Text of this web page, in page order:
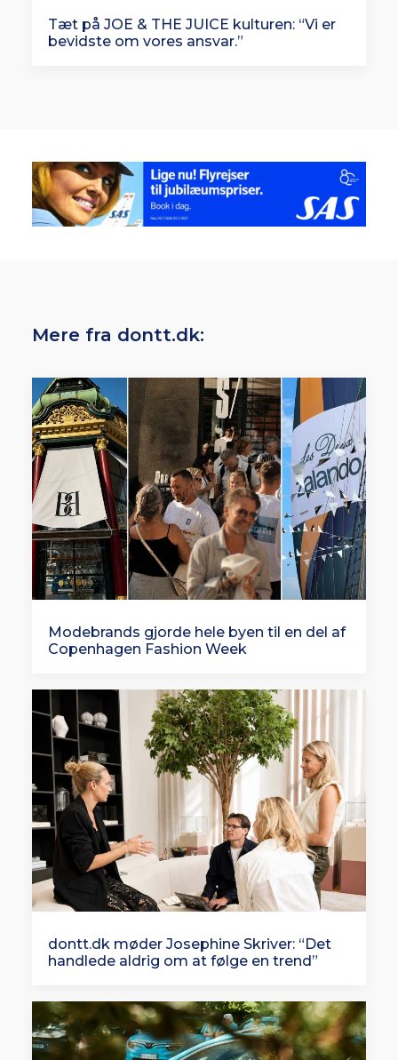
Tæt på JOE & THE JUICE kulturen: “Vi er
bevidste om vores ansvar.”
Mere fra dontt.dk:
Modebrands gjorde hele byen til en del af
Copenhagen Fashion Week
dontt.dk møder Josephine Skriver: “Det
handlede aldrig om at følge en trend”